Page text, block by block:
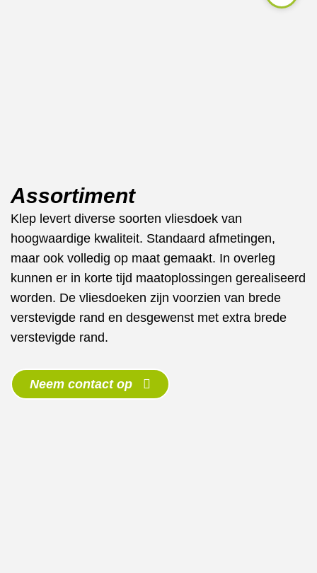
Assortiment
Klep levert diverse soorten vliesdoek van
hoogwaardige kwaliteit. Standaard afmetingen,
maar ook volledig op maat gemaakt. In overleg
kunnen er in korte tijd maatoplossingen gerealiseerd
worden. De vliesdoeken zijn voorzien van brede
verstevigde rand en desgewenst met extra brede
verstevigde rand.
Neem contact op